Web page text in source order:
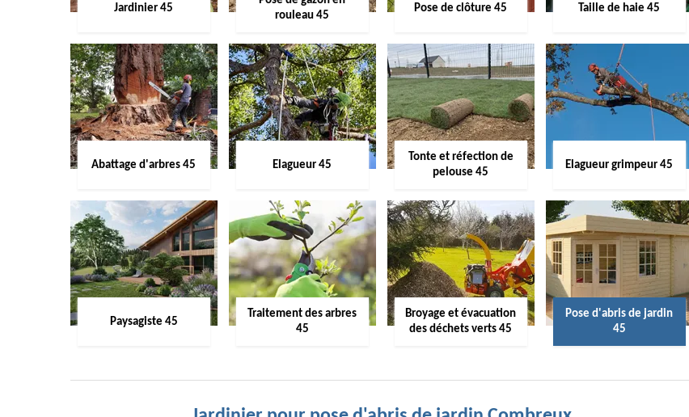
Jardinier 45
rouleau 45
Pose de clôture 45 Taille de haie 45
Abattage d'arbres 45 Elagueur 45
Tonte et réfection de
pelouse 45
Elagueur grimpeur 45
Paysagiste 45
Traitement des arbres
45
Broyage et évacuation
des déchets verts 45
Pose d'abris de jardin
45